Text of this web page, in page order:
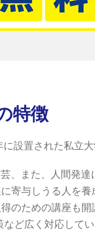
特徴
設置された私立大
、また、人間発
寄与しうる人を
のための講座も
ど広く対応してい